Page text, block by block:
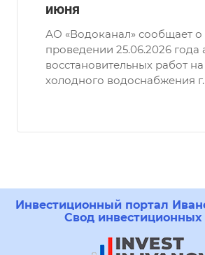
июня
АО «Водоканал» сообщает о
проведении 25.06.2026 года
восстановительных работ на
холодного водоснабжения
Инвестиционный портал
Свод инвестиционных